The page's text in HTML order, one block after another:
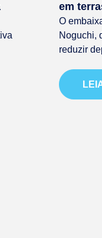
em
O
Noguchi,
reduzir